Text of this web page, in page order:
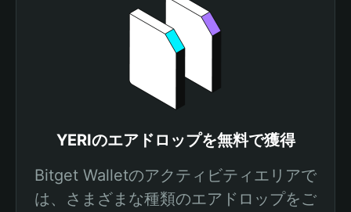
YERIのエアドロップを無料で獲得
Bitget Walletのアクティビティエリアで
は、さまざまな種類のエアドロップをご